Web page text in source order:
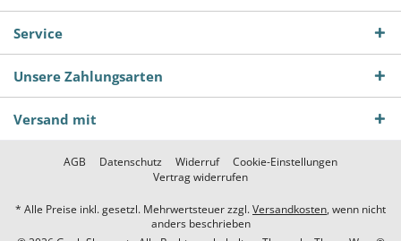
Service
Unsere Zahlungsarten
Versand mit
AGB Datenschutz Widerruf
Cookie-Einstellungen
Vertrag widerrufen
* Alle Preise inkl. gesetzl. Mehrwertsteuer zzgl.Versandkosten, wenn nicht
anders beschrieben